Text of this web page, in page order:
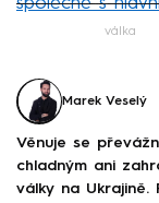
válka
Marek Veselý
Věnuje se
chladným ani
války na Ukrajině.